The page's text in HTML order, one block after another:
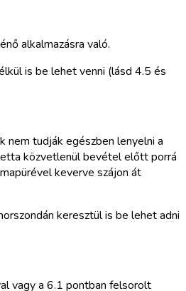
alkalmazásra való.
is be lehet venni (lásd 4.5 és
nem tudják egészben lenyelni a
közvetlenül bevétel előtt porrá
keverve szájon át
keresztül is be lehet adni
vagy a 6.1 pontban felsorolt